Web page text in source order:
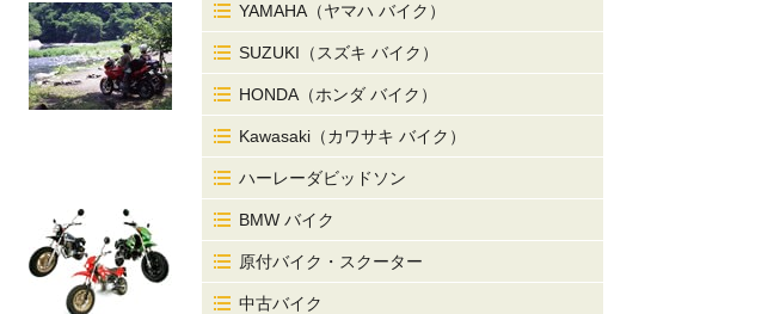
YAMAHA（ヤマハ バイク）
SUZUKI（スズキ バイク）
HONDA（ホンダ バイク）
Kawasaki（カワサキ バイク）
ハーレーダビッドソン
BMW バイク
原付バイク・スクーター
中古バイク